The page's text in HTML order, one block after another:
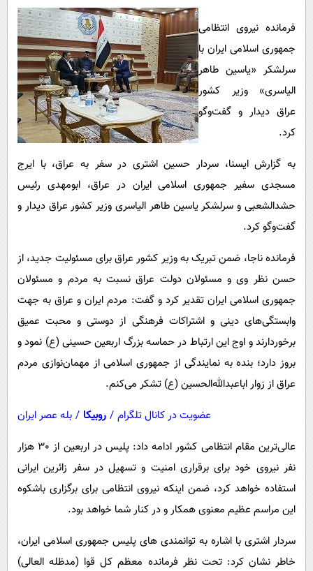
سرگرمی
فناوری
گوناگون
حوادث
محیط زیست
سلامت
فرهنگی
بین الملل
اجتماعی
سیاست خارجی
روانشناسی
آشپزی
دانلود
فرمانده نیروی انتظامی
جمهوری اسلامی ایران با
سرلشکر «یاسین طاهر
الیاسری» وزیر کشور
عراق دیدار و گفت‌وگو
کرد.
به گزارش ایسنا، سردار حسین اشتری در سفر به عراق، با ایرج
مسجدی سفیر جمهوری اسلامی ایران در عراق، ابومهدی رئیس
حشدالشعبی و سرلشکر یاسین طاهر الیاسری وزیر کشور عراق دیدار و
گفت‌وگو کرد.
فرمانده ناجا، ضمن تبریک به وزیر کشور عراق برای مسئولیت جدید، از
حسن نظر وی و مسئولان دولت عراق نسبت به مردم و مسئولان
جمهوری اسلامی ایران تقدیر کرد و گفت: مردم ایران و عراق به جهت
وابستگی‌های دینی و اشتراکات فرهنگی از دوستی و محبت عمیق
برخوردارند و اوج این ارتباط در حماسه بزرگ اربعین حسینی (ع) نمود و
بروز دارد؛ بنده به نمایندگی از جمهوری اسلامی از مهمان‌نوازی مردم
عراق از زوار اباعبدالله‌الحسین (ع) تشکر می‌کنم.
عضویت در کانال تلگرام / روبیکا / بله عصر ایران
عالی‌ترین مقام انتظامی کشور ادامه داد: پلیس در اربعین از 30 هزار
نفر نیروی خود برای برقراری امنیت و تسهیل در سفر زائرین ایرانی
استفاده خواهد کرد، ضمن اینکه نیروی انتظامی برای برگزاری باشکوه
این مراسم عظیم معنوی همکار و در کنار شما خواهد بود.
سردار اشتری با اشاره به توانمندی های پلیس جمهوری اسلامی ایران،
خاطر نشان کرد: تحت نظر فرمانده معظم کل قوا (مدظله العالی)